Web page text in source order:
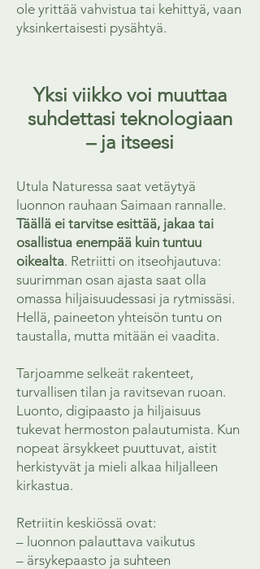
ole yrittää vahvistua tai kehittyä, vaan
yksinkertaisesti pysähtyä.
Yksi viikko voi muuttaa
suhdettasi teknologiaan
– ja itseesi
Utula Naturessa saat vetäytyä
luonnon rauhaan Saimaan rannalle.
Täällä ei tarvitse esittää, jakaa tai
osallistua enempää kuin tuntuu
oikealta. Retriitti on itseohjautuva:
suurimman osan ajasta saat olla
omassa hiljaisuudessasi ja rytmissäsi.
Hellä, paineeton yhteisön tuntu on
taustalla, mutta mitään ei vaadita.
Tarjoamme selkeät rakenteet,
turvallisen tilan ja ravitsevan ruoan.
Luonto, digipaasto ja hiljaisuus
tukevat hermoston palautumista. Kun
nopeat ärsykkeet puuttuvat, aistit
herkistyvät ja mieli alkaa hiljalleen
kirkastua.
Retriitin keskiössä ovat:
– luonnon palauttava vaikutus
– ärsykepaasto ja suhteen